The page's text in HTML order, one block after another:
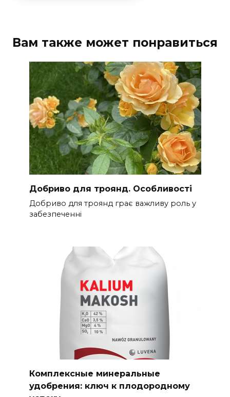
Вам также может понравиться
Добриво для троянд. Особливості
Добриво для троянд грає важливу роль у
забезпеченні
Комплексные минеральные
удобрения: ключ к плодородному